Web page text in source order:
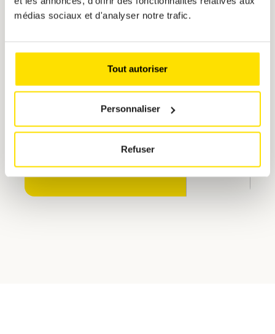
médias sociaux et d'analyser notre trafic.
Tout autoriser
Personnaliser
Refuser
Notre équipe RH est à votre
disposition pour répondre à vos
recrutement
Posez votre question